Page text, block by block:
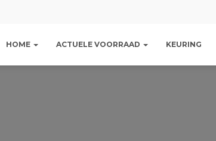
HOME ACTUELE VOORRAAD KEURING